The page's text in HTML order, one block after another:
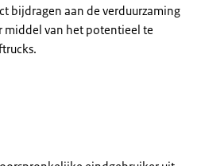
bijdragen aan de verduurzaming
middel van het potentieel te